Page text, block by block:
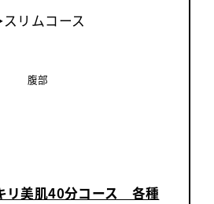
リムコース
腹部
リ美肌40分コース 各種